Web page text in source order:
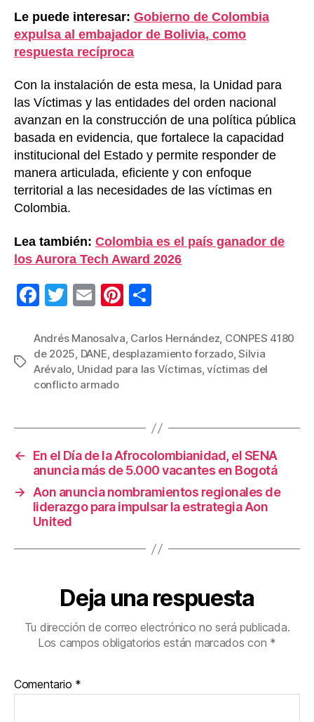
Le puede interesar: Gobierno de Colombia
expulsa al embajador de Bolivia, como
respuesta recíproca
Con la instalación de esta mesa, la Unidad para
las Víctimas y las entidades del orden nacional
avanzan en la construcción de una política pública
basada en evidencia, que fortalece la capacidad
institucional del Estado y permite responder de
manera articulada, eficiente y con enfoque
territorial a las necesidades de las víctimas en
Colombia.
Lea también: Colombia es el país ganador de
los Aurora Tech Award 2026
F
c
e
b
o
k
T
tt
er
E
ail
Pi
er
e
m
p
Etiquetas
Andrés Manosalva, Carlos Hernández, CONPES 4180
de 2025, DANE, desplazamiento forzado,Silvia
Arévalo, Unidad para las Víctimas,víctimas del
conflicto armado
←
En el Día de la Afrocolombianidad, el SENA
anuncia más de 5.000 vacantes en Bogotá
→
Aon anuncia nombramientos regionales de
liderazgo para impulsar la estrategia Aon
United
Deja una respuesta
Tu dirección de correo electrónico no será publicada.
Los campos obligatorios están marcados con *
Comentario *